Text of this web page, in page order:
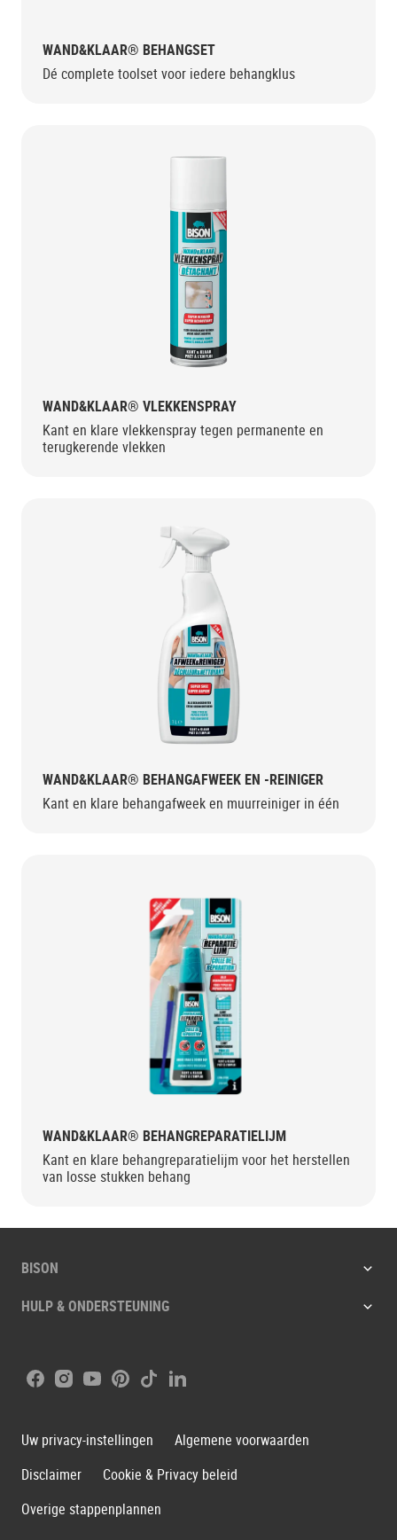
WAND&KLAAR® BEHANGSET
Dé complete toolset voor iedere behangklus
WAND&KLAAR® VLEKKENSPRAY
Kant en klare vlekkenspray tegen permanente en
terugkerende vlekken
WAND&KLAAR® BEHANGAFWEEK EN -REINIGER
Kant en klare behangafweek en muurreiniger in één
WAND&KLAAR® BEHANGREPARATIELIJM
Kant en klare behangreparatielijm voor het herstellen
van losse stukken behang
BISON
HULP & ONDERSTEUNING
Facebook
Instagram
YoutubePinterest
TiktokLinkedIn
Uw privacy-instellingen
Algemene voorwaarden
Disclaimer
Cookie & Privacy beleid
Overige stappenplannen